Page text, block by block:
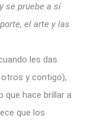
se pruebe a sí
el arte y las
les das
y contigo),
que hace brillar a
que los